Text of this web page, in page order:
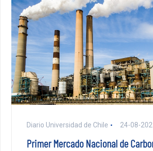
Diario Universidad de Chile 24-08-
Primer Mercado Nacional de